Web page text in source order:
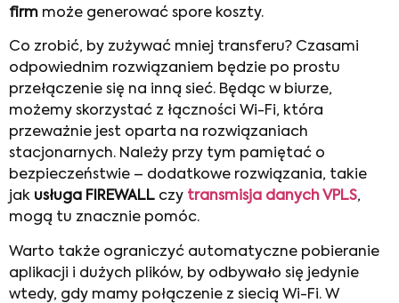
firm może generować spore koszty.
Co zrobić, by zużywać mniej transferu? Czasami
odpowiednim rozwiązaniem będzie po prostu
przełączenie się na inną sieć. Będąc w biurze,
możemy skorzystać z łączności Wi-Fi, która
przeważnie jest oparta na rozwiązaniach
stacjonarnych. Należy przy tym pamiętać o
bezpieczeństwie – dodatkowe rozwiązania, takie
jak usługa FIREWALL czy transmisja danych VPLS,
mogą tu znacznie pomóc.
Warto także ograniczyć automatyczne pobieranie
aplikacji i dużych plików, by odbywało się jedynie
wtedy, gdy mamy połączenie z siecią Wi-Fi. W